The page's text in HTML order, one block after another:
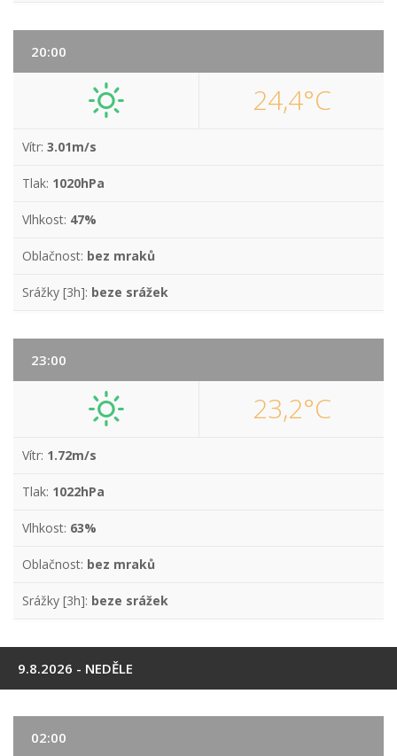
20:00
24,4°C
Vítr: 3.01m/s
Tlak: 1020hPa
Vlhkost: 47%
Oblačnost: bez mraků
Srážky [3h]: beze srážek
23:00
23,2°C
Vítr: 1.72m/s
Tlak: 1022hPa
Vlhkost: 63%
Oblačnost: bez mraků
Srážky [3h]: beze srážek
9.8.2026 - NEDĚLE
02:00